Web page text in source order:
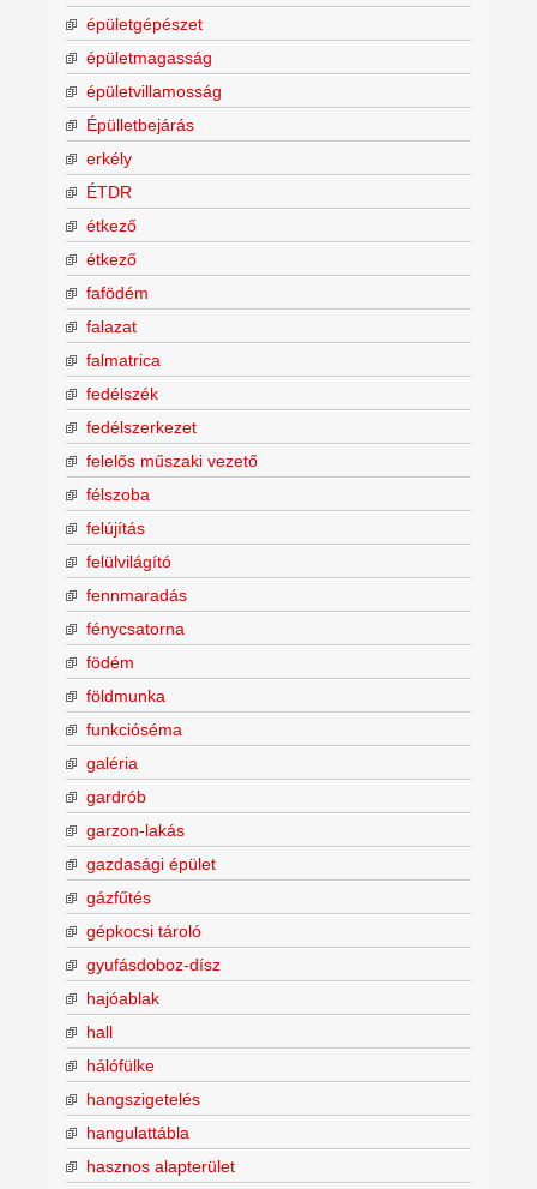
épületgépészet
épületmagasság
épületvillamosság
Épülletbejárás
erkély
ÉTDR
étkező
étkező
fafödém
falazat
falmatrica
fedélszék
fedélszerkezet
felelős műszaki vezető
félszoba
felújítás
felülvilágító
fennmaradás
fénycsatorna
födém
földmunka
funkcióséma
galéria
gardrób
garzon-lakás
gazdasági épület
gázfűtés
gépkocsi tároló
gyufásdoboz-dísz
hajóablak
hall
hálófülke
hangszigetelés
hangulattábla
hasznos alapterület